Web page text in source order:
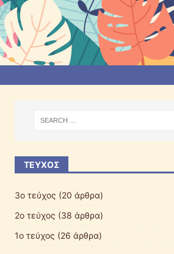
ΤΕΎΧΟΣ
3ο τεύχος (20 άρθρα)
2ο τεύχος (38 άρθρα)
1ο τεύχος (26 άρθρα)